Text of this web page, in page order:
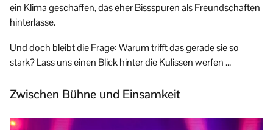
ein Klima geschaffen, das eher Bissspuren als Freundschaften
hinterlasse.
Und doch bleibt die Frage: Warum trifft das gerade sie so
stark? Lass uns einen Blick hinter die Kulissen werfen …
Zwischen Bühne und Einsamkeit